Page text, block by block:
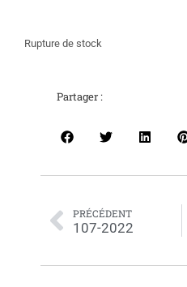
Rupture de stock
Partager :
PRÉCÉDENT
107-2022